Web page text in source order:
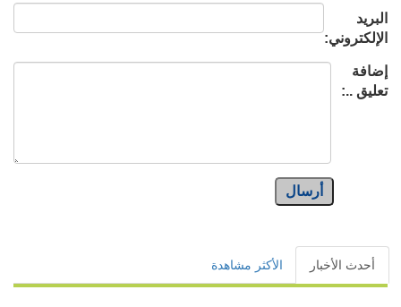
البريد
الإلكتروني:
إضافة
تعليق ..:
أرسال
أحدث الأخبار الأكثر مشاهدة